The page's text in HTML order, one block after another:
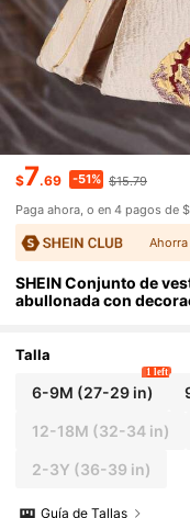
$7.69 -51% $15.79
Paga ahora, o en 4 pagos de
Ahorra
SHEIN Conjunto de
abullonada con
Talla
6-9M (27-29 in)
1 left
12-18M (32-34 in)
2-3Y (36-39 in)
Guía de Tallas